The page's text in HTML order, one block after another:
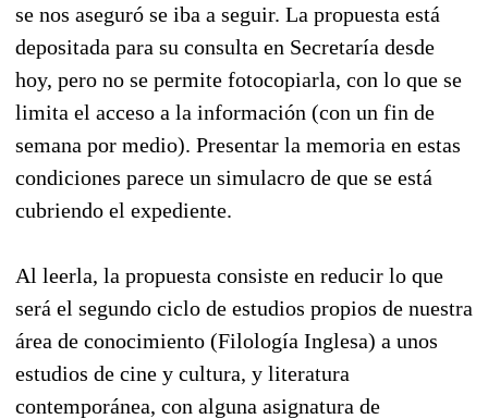
se nos aseguró se iba a seguir. La propuesta está
depositada para su consulta en Secretaría desde
hoy, pero no se permite fotocopiarla, con lo que se
limita el acceso a la información (con un fin de
semana por medio). Presentar la memoria en estas
condiciones parece un simulacro de que se está
cubriendo el expediente.
Al leerla, la propuesta consiste en reducir lo que
será el segundo ciclo de estudios propios de nuestra
área de conocimiento (Filología Inglesa) a unos
estudios de cine y cultura, y literatura
contemporánea, con alguna asignatura de